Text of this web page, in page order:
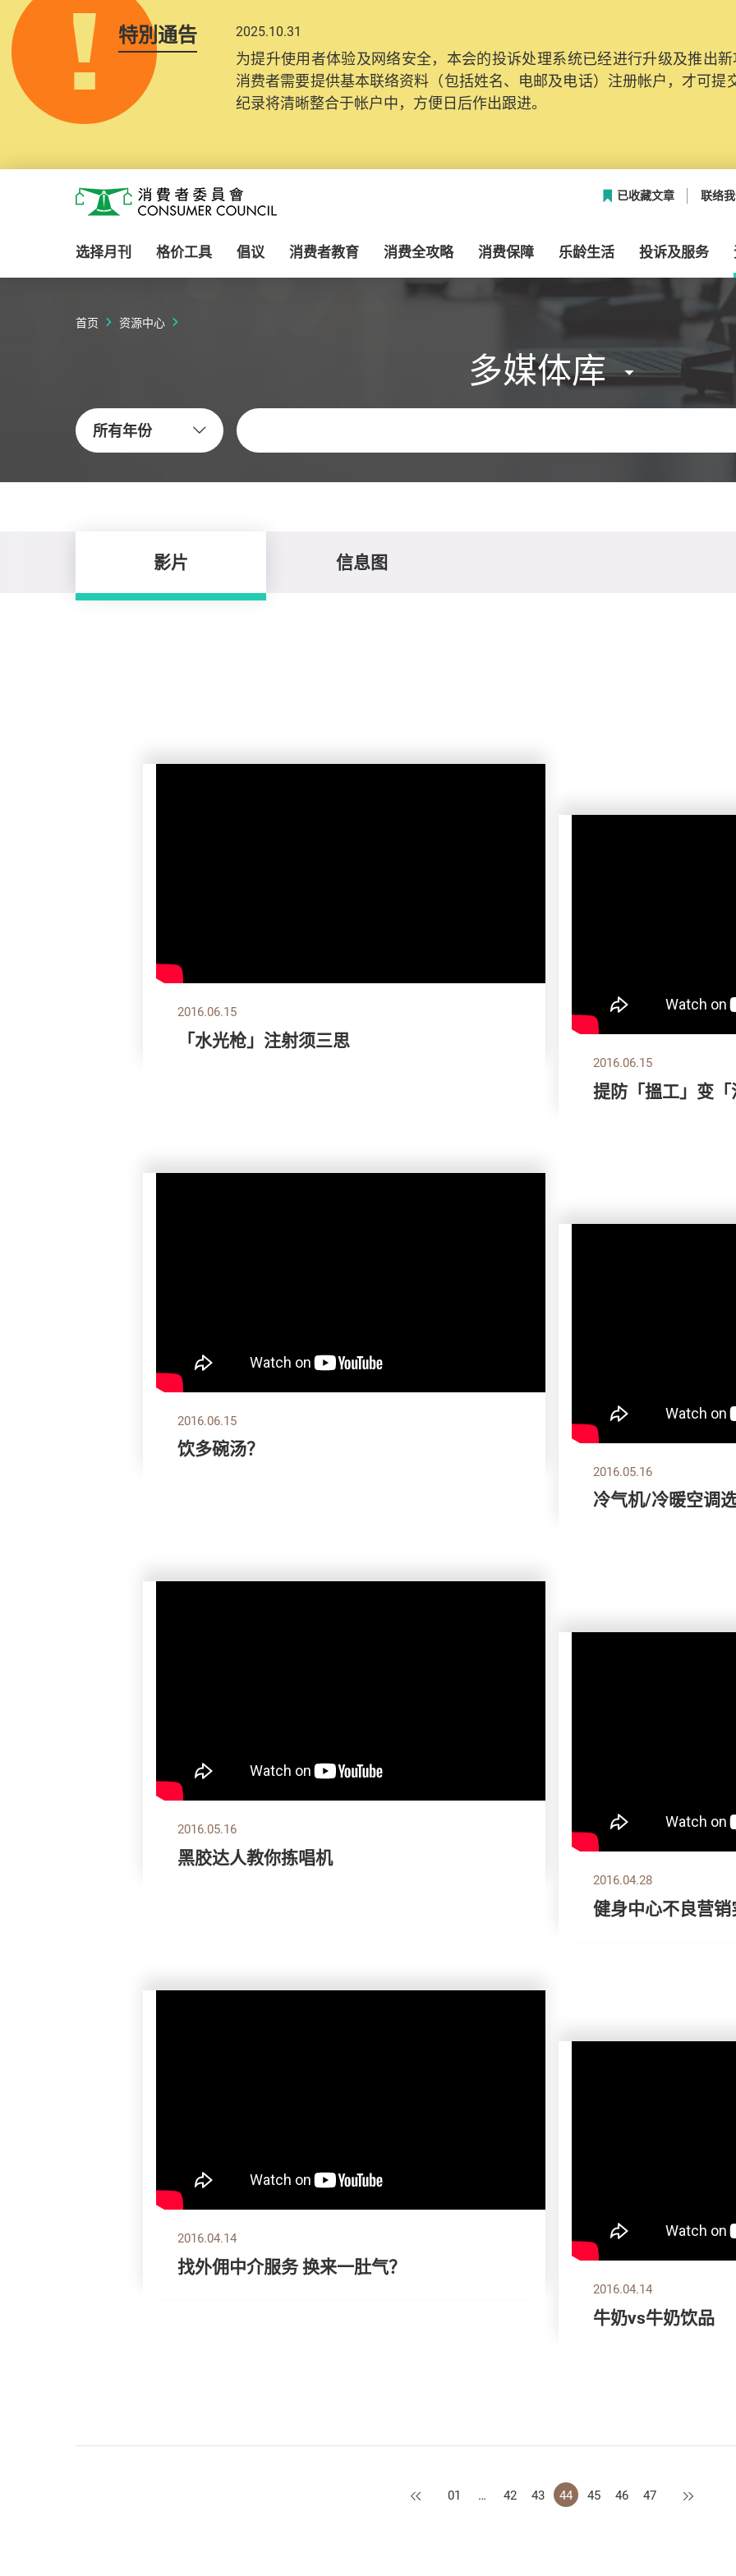
特別通告 2025.10.31
为提升使用者体验及网络安全，本会的投诉处理系统已经进行升级及推出
消费者需要提供基本联络资料（包括姓名、电邮及电话）注册帐户，才可提
纪录将清晰整合于帐户中，方便日后作出跟进。
消费者委员会
已收藏文章 联络
选择月刊 格价工具 倡议 消费者教育 消费全攻略 消费保障 乐龄生活 投诉及服务
首页 资源中心
多媒体库
所有年份
关键字
影片 信息图
2016.06.15
「水光枪」注射须三思
2016.06.15
提防「搵工」变
2016.06.15
饮多碗汤？
2016.05.16
冷气机/冷暖空调
2016.05.16
黑胶达人教你拣唱机
2016.04.28
健身中心不良营销
2016.04.14
找外佣中介服务 换来一肚气？
2016.04.14
牛奶vs牛奶饮品
上一页
01 … 42 43 44 45 46 47 下一页